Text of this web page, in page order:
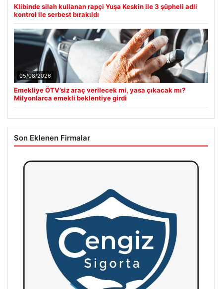
Klibinde silah kullanan rapçi Yuşa Keskin ile 3 şüpheli adli
kontrol ile serbest bırakıldı
05/08/2026
Emekliye ÖTV’siz araç verilecek mi, yasa çıkacak mı?
Milyonlarca emekli beklentiye girdi
Son Eklenen Firmalar